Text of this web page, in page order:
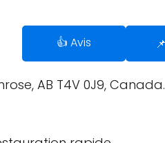
👍 Avis
AB T4V 0J9, Canada.